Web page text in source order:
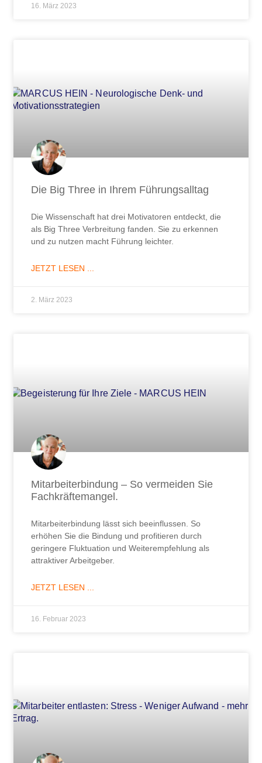
16. März 2023
Die Big Three in Ihrem Führungsalltag
Die Wissenschaft hat drei Motivatoren entdeckt, die
als Big Three Verbreitung fanden. Sie zu erkennen
und zu nutzen macht Führung leichter.
JETZT LESEN ...
2. März 2023
Mitarbeiterbindung – So vermeiden Sie
Fachkräftemangel.
Mitarbeiterbindung lässt sich beeinflussen. So
erhöhen Sie die Bindung und profitieren durch
geringere Fluktuation und Weiterempfehlung als
attraktiver Arbeitgeber.
JETZT LESEN ...
16. Februar 2023